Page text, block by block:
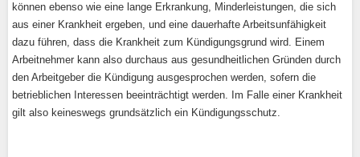
können ebenso wie eine lange Erkrankung, Minderleistungen, die sich
aus einer Krankheit ergeben, und eine dauerhafte Arbeitsunfähigkeit
dazu führen, dass die Krankheit zum Kündigungsgrund wird. Einem
Arbeitnehmer kann also durchaus aus gesundheitlichen Gründen durch
den Arbeitgeber die Kündigung ausgesprochen werden, sofern die
betrieblichen Interessen beeinträchtigt werden. Im Falle einer Krankheit
gilt also keineswegs grundsätzlich ein Kündigungsschutz.